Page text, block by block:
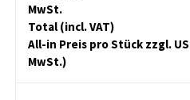
MwSt.
Total (incl. VAT)
All-in Preis pro Stück zzgl.
MwSt.)